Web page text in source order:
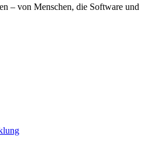
– von Menschen, die Software und